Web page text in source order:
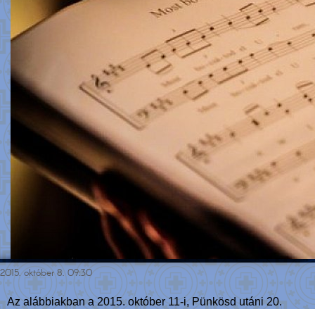
2015. október 8. 09:30
Az alábbiakban a 2015. október 11-i, Pünkösd utáni 20.